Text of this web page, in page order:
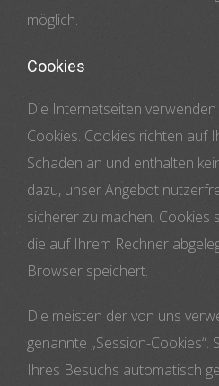
möglich.
Cookies
Die Internetseiten
Cookies. Cookies richten auf
Schaden an und enthalten
dazu, unser Angebot
sicherer zu machen. Cookies
die auf Ihrem Rechner
Browser speichert.
Die meisten der von uns
genannte „Session-Cookies“.
Ihres Besuchs automatisch